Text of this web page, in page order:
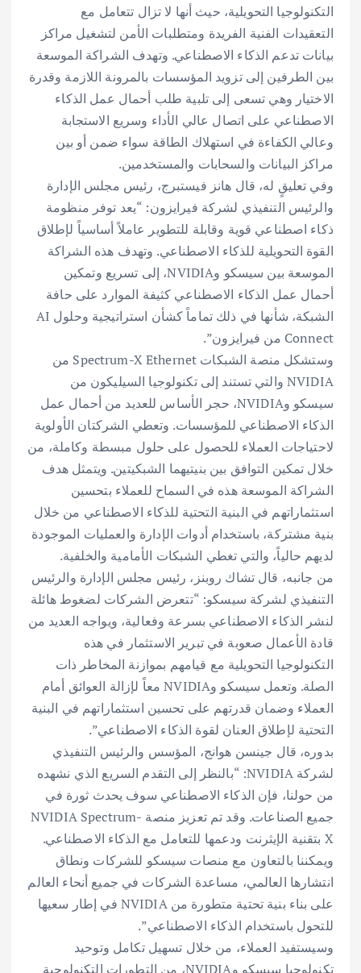
التكنولوجيا التحويلية، حيث أنها لا تزال تتعامل مع
التعقيدات الفنية الفريدة ومتطلبات الأمن لتشغيل مراكز
بيانات تدعم الذكاء الاصطناعي. وتهدف الشراكة الموسعة
بين الطرفين إلى تزويد المؤسسات بالمرونة اللازمة وقدرة
الاختيار وهي تسعى إلى تلبية طلب أحمال عمل الذكاء
الاصطناعي على اتصال عالي الأداء وسريع الاستجابة
وعالي الكفاءة في استهلاك الطاقة سواء ضمن أو بين
مراكز البيانات والسحابات والمستخدمين.
وفي تعليقٍ له، قال هانز فيستبرج، رئيس مجلس الإدارة
والرئيس التنفيذي لشركة فيرايزون: “يعد توفر منظومة
ذكاء اصطناعي قوية وقابلة للتطوير عاملاً أساسياً لإطلاق
القوة التحويلية للذكاء الاصطناعي. وتهدف هذه الشراكة
الموسعة بين سيسكو وNVIDIA، إلى تسريع وتمكين
أحمال عمل الذكاء الاصطناعي كثيفة الموارد على حافة
الشبكة، شأنها في ذلك تماماً كشأن استراتيجية وحلول AI
Connect من فيرايزون”.
وستشكل منصة الشبكات Spectrum-X Ethernet من
NVIDIA والتي تستند إلى تكنولوجيا السيليكون من
سيسكو وNVIDIA، حجر الأساس للعديد من أحمال عمل
الذكاء الاصطناعي للمؤسسات. وتعطي الشركتان الأولوية
لاحتياجات العملاء للحصول على حلول مبسطة وكاملة، من
خلال تمكين التوافق بين بنيتيهما الشبكيتين. ويتمثل هدف
الشراكة الموسعة هذه في السماح للعملاء بتحسين
استثماراتهم في البنية التحتية للذكاء الاصطناعي من خلال
بنية مشتركة، باستخدام أدوات الإدارة والعمليات الموجودة
لديهم حالياً، والتي تغطي الشبكات الأمامية والخلفية.
من جانبه، قال تشاك روبنز، رئيس مجلس الإدارة والرئيس
التنفيذي لشركة سيسكو: “تتعرض الشركات لضغوط هائلة
لنشر الذكاء الاصطناعي بسرعة وفعالية، ويواجه العديد من
قادة الأعمال صعوبة في تبرير الاستثمار في هذه
التكنولوجيا التحويلية مع قيامهم بموازنة المخاطر ذات
الصلة. وتعمل سيسكو وNVIDIA معاً لإزالة العوائق أمام
العملاء وضمان قدرتهم على تحسين استثماراتهم في البنية
التحتية لإطلاق العنان لقوة الذكاء الاصطناعي”.
بدوره، قال جينسن هوانج، المؤسس والرئيس التنفيذي
لشركة NVIDIA: “بالنظر إلى التقدم السريع الذي نشهده
من حولنا، فإن الذكاء الاصطناعي سوف يحدث ثورة في
جميع الصناعات. وقد تم تعزيز منصة NVIDIA Spectrum-
X بتقنية الإيثرنت ودعمها للتعامل مع الذكاء الاصطناعي.
ويمكننا بالتعاون مع منصات سيسكو للشركات ونطاق
انتشارها العالمي، مساعدة الشركات في جميع أنحاء العالم
على بناء بنية تحتية متطورة من NVIDIA في إطار سعيها
للتحول باستخدام الذكاء الاصطناعي”.
وسيستفيد العملاء، من خلال تسهيل تكامل وتوحيد
تكنولوجيا سيسكو وNVIDIA، من التطورات التكنولوجية